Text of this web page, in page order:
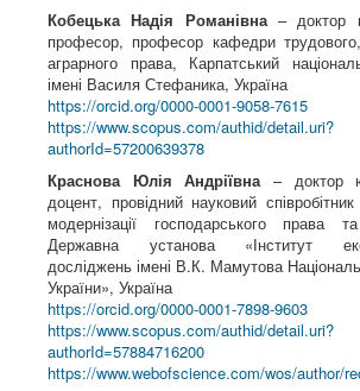
Кобецька Надія Романівна– доктор
професор, професор кафедри трудового,
аграрного права, Карпатський
імені Василя Стефаника, Україна
https://orcid.org/0000-0001-9058-7615
https://www.scopus.com/authid/detail.uri?
authorId=57200639378
Краснова Юлія Андріївна – доктор
доцент, провідний науковий
модернізації господарського права
Державна установа «Інститут
досліджень імені В.К. Мамутова
України», Україна
https://orcid.org/0000-0001-7898-9603
https://www.scopus.com/authid/detail.uri?
authorId=57884716200
https://www.webofscience.com/wos/author/